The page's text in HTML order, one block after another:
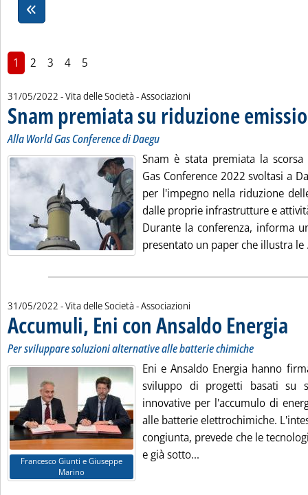
1 2 3 4 5
31/05/2022 - Vita delle Società - Associazioni
Snam premiata su riduzione
Alla World Gas Conference di Daegu
Snam è stata premiata la
Gas Conference 2022 svoltasi a
per l'impegno nella riduzione
dalle proprie infrastrutture e
Durante la conferenza, informa
presentato un paper che illustra le
31/05/2022 - Vita delle Società - Associazioni
Accumuli, Eni con Ansaldo Energia
Per sviluppare soluzioni alternative alle batterie chimiche
Francesco Giunti e Giuseppe
Marino
Eni e Ansaldo Energia hanno
sviluppo di progetti basati su
innovative per l'accumulo di
alle batterie elettrochimiche.
congiunta, prevede che le
e già sotto...